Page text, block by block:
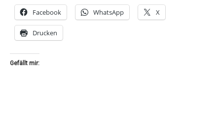
Facebook WhatsApp X
Drucken
Gefällt mir: